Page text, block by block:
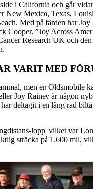
i California och går
New Mexico, Texas,
Med på färden har
Cooper. ”Joy Across
Research UK och den
VARIT MED
men en Oldsmobile
Joy Rainey är någon
deltagit i en lång rad
lopp, vilket var
sträcka på 1.600 mil,